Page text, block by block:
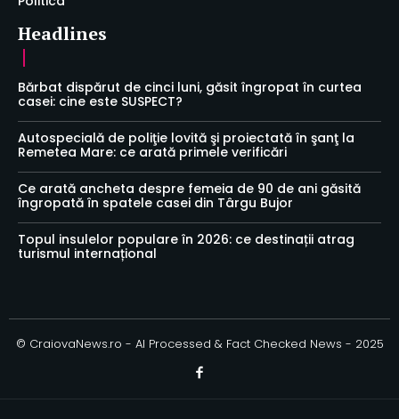
Headlines
Bărbat dispărut de cinci luni, găsit îngropat în curtea
casei: cine este SUSPECT?
Autospecială de poliţie lovită şi proiectată în şanţ la
Remetea Mare: ce arată primele verificări
Ce arată ancheta despre femeia de 90 de ani găsită
îngropată în spatele casei din Târgu Bujor
Topul insulelor populare în 2026: ce destinații atrag
turismul internațional
© CraiovaNews.ro - AI Processed & Fact Checked News - 2025